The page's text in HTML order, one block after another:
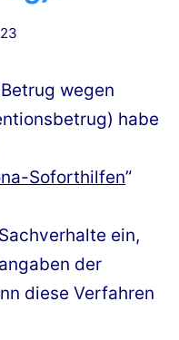
wegen
habe
Soforthilfen”
ein,
der
diese Verfahren